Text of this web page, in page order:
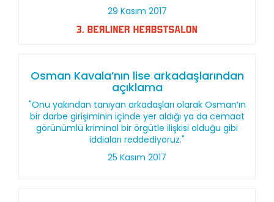
29 Kasım 2017
Osman Kavala’nın lise arkadaşlarından
açıklama
"Onu yakından tanıyan arkadaşları olarak Osman’ın
bir darbe girişiminin içinde yer aldığı ya da cemaat
görünümlü kriminal bir örgütle ilişkisi olduğu gibi
iddiaları reddediyoruz."
25 Kasım 2017